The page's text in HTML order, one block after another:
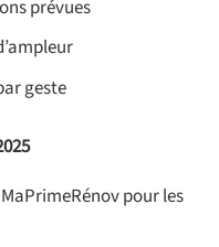
prévues
geste
pour les